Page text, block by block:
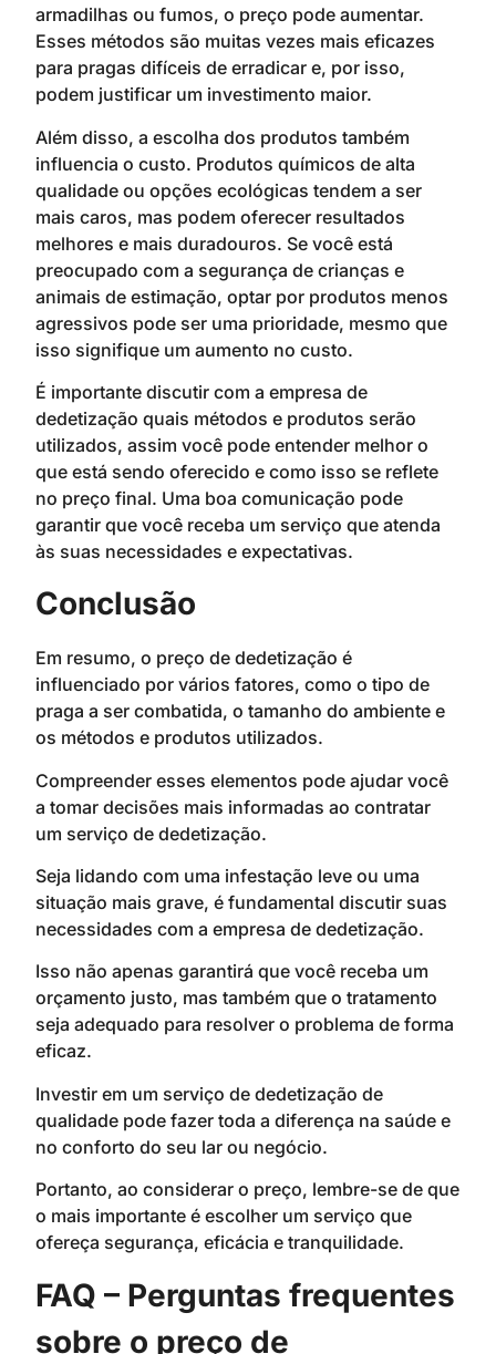
armadilhas ou fumos, o preço pode aumentar.
Esses métodos são muitas vezes mais eficazes
para pragas difíceis de erradicar e, por isso,
podem justificar um investimento maior.
Além disso, a escolha dos produtos também
influencia o custo. Produtos químicos de alta
qualidade ou opções ecológicas tendem a ser
mais caros, mas podem oferecer resultados
melhores e mais duradouros. Se você está
preocupado com a segurança de crianças e
animais de estimação, optar por produtos menos
agressivos pode ser uma prioridade, mesmo que
isso signifique um aumento no custo.
É importante discutir com a empresa de
dedetização quais métodos e produtos serão
utilizados, assim você pode entender melhor o
que está sendo oferecido e como isso se reflete
no preço final. Uma boa comunicação pode
garantir que você receba um serviço que atenda
às suas necessidades e expectativas.
Conclusão
Em resumo, o preço de dedetização é
influenciado por vários fatores, como o tipo de
praga a ser combatida, o tamanho do ambiente e
os métodos e produtos utilizados.
Compreender esses elementos pode ajudar você
a tomar decisões mais informadas ao contratar
um serviço de dedetização.
Seja lidando com uma infestação leve ou uma
situação mais grave, é fundamental discutir suas
necessidades com a empresa de dedetização.
Isso não apenas garantirá que você receba um
orçamento justo, mas também que o tratamento
seja adequado para resolver o problema de forma
eficaz.
Investir em um serviço de dedetização de
qualidade pode fazer toda a diferença na saúde e
no conforto do seu lar ou negócio.
Portanto, ao considerar o preço, lembre-se de que
o mais importante é escolher um serviço que
ofereça segurança, eficácia e tranquilidade.
FAQ – Perguntas frequentes
sobre o preço de